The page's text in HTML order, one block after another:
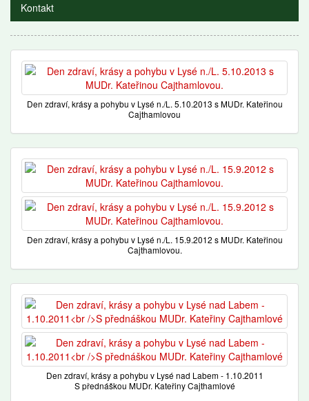
Kontakt
Den zdraví, krásy a pohybu v Lysé n./L. 5.10.2013 s MUDr. Kateřinou
Cajthamlovou
Den zdraví, krásy a pohybu v Lysé n./L. 15.9.2012 s MUDr. Kateřinou
Cajthamlovou.
Den zdraví, krásy a pohybu v Lysé nad Labem - 1.10.2011
S přednáškou MUDr. Kateřiny Cajthamlové